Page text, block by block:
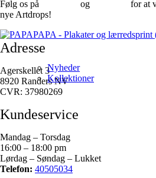
Nyheder
Kollektioner
Følg os på og
for at
nye Artdrops!
Adresse
Agerskellet 3
8920 Randers NV
CVR: 37980269
Kundeservice
Mandag – Torsdag
16:00 – 18:00 pm
Lørdag – Søndag – Lukket
Telefon: 40505034